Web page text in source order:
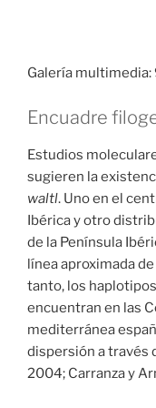
Galería
Encuadre
Estudios
sugieren la
waltl. Uno en el
Ibérica y otro
de la Península
línea aproximada
tanto, los
encuentran en las
mediterránea
dispersión a través
2004; Carranza y